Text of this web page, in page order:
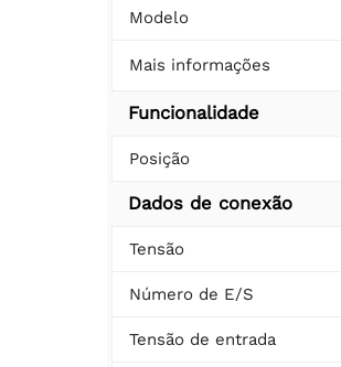
Modelo
Mais informações
Funcionalidade
Posição
Dados de conexão
Tensão
Número de E/S
Tensão de entrada